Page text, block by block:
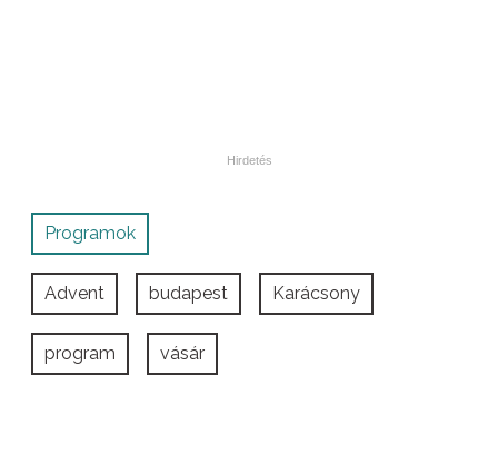
Programok
Advent budapest Karácsony
program vásár